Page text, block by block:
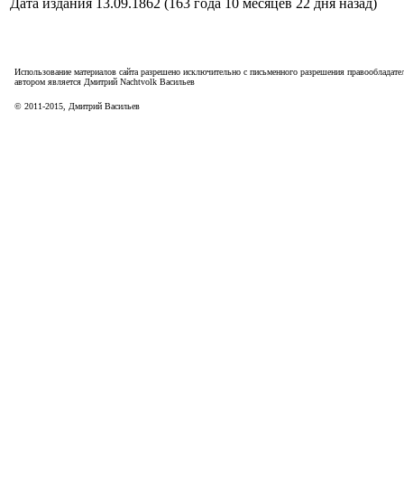
Использование материалов сайта разрешено исключительно с письменного разрешения
автором является Дмитрий Nachtvolk Васильев
© 2011-2015 , Дмитрий Васильев